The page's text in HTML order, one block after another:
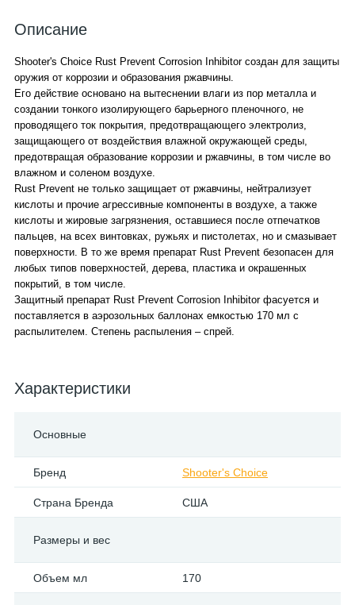
Описание
Shooter's Choice Rust Prevent Corrosion Inhibitor создан для защиты
оружия от коррозии и образования ржавчины.
Его действие основано на вытеснении влаги из пор металла и
создании тонкого изолирующего барьерного пленочного, не
проводящего ток покрытия, предотвращающего электролиз,
защищающего от воздействия влажной окружающей среды,
предотвращая образование коррозии и ржавчины, в том числе во
влажном и соленом воздухе.
Rust Prevent не только защищает от ржавчины, нейтрализует
кислоты и прочие агрессивные компоненты в воздухе, а также
кислоты и жировые загрязнения, оставшиеся после отпечатков
пальцев, на всех винтовках, ружьях и пистолетах, но и смазывает
поверхности. В то же время препарат Rust Prevent безопасен для
любых типов поверхностей, дерева, пластика и окрашенных
покрытий, в том числе.
Защитный препарат Rust Prevent Corrosion Inhibitor фасуется и
поставляется в аэрозольных баллонах емкостью 170 мл с
распылителем. Степень распыления – спрей.
Характеристики
Основные
Бренд Shooter's Choice
Страна Бренда США
Размеры и вес
Объем мл 170